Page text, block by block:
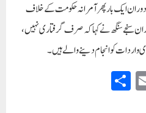
دوران ایک بار پھر آمرانہ حکومت کے خلاف
سنجے سنگھ نے کہا کہ صرف گرفتاری نہیں،
واردات کو انجام دینے والے ہیں۔
E
m